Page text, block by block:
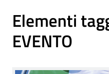
Elementi
EVENTO